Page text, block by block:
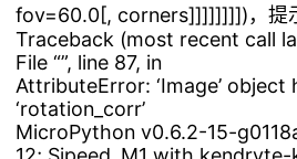
fov=60.0[, corners]]]]]]]])，提
Traceback (most recent call
File “”, line 87, in
AttributeError: ‘Image’
‘rotation_corr’
MicroPython v0.6.2-15-